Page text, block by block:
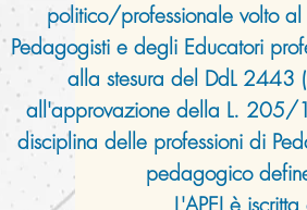
politico/professionale volto
Pedagogisti e degli Educatori
alla stesura del DdL 2443
all'approvazione della L.
disciplina delle professioni di
pedagogico